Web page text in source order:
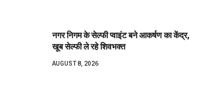
नगर निगम के सेल्फी प्वाइंट बने आकर्षण का केंद्र,
खूब सेल्फी ले रहे शिवभक्त
AUGUST 8, 2026